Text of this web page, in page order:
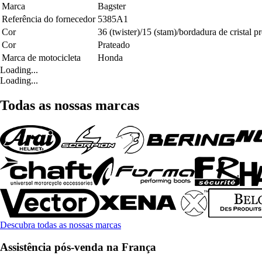
Marca
Bagster
Referência do fornecedor 5385A1
Cor
36 (twister)/15 (stam)/bordadura de cristal
Cor
Prateado
Marca de motocicleta
Honda
Loading...
Loading...
Todas as nossas marcas
Descubra todas as nossas marcas
Assistência pós-venda na França